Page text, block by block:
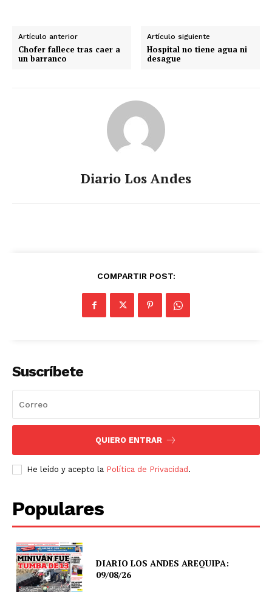
Artículo anterior
Chofer fallece tras caer a
un barranco
Artículo siguiente
Hospital no tiene agua ni
desague
Diario Los Andes
COMPARTIR POST:
Suscríbete
QUIERO ENTRAR
He leído y acepto la Política de Privacidad .
Populares
DIARIO LOS ANDES AREQUIPA:
09/08/26